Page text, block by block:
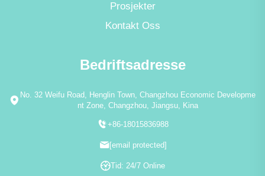
Prosjekter
Kontakt Oss
Bedriftsadresse
No. 32 Weifu Road, Henglin Town, Changzhou Economic Developme
nt Zone, Changzhou, Jiangsu, Kina
+86-18015836988
[email protected]
Tid: 24/7 Online